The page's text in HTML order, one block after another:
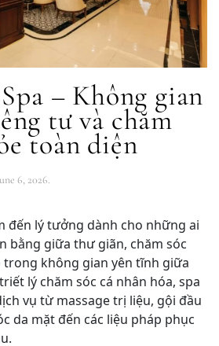
– Không gian
tư và chăm
toàn diện
6, 2026.
đến lý tưởng dành cho những ai
bằng giữa thư giãn, chăm sóc
trong không gian yên tĩnh giữa
lý chăm sóc cá nhân hóa, spa
vụ từ massage trị liệu, gội đầu
da mặt đến các liệu pháp phục